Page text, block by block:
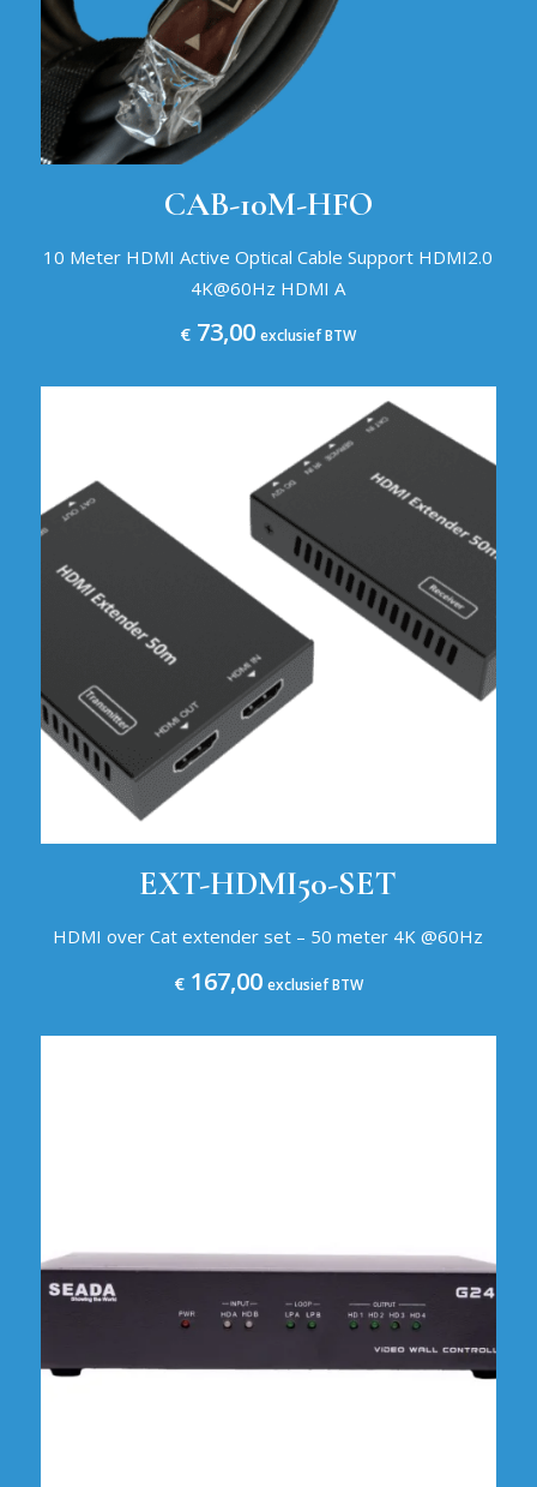
CAB-10M-HFO
10 Meter HDMI Active Optical Cable Support HDMI2.0
4K@60Hz HDMI A
€ 73,00 exclusief BTW
EXT-HDMI50-SET
HDMI over Cat extender set – 50 meter 4K @60Hz
€167,00 exclusief BTW